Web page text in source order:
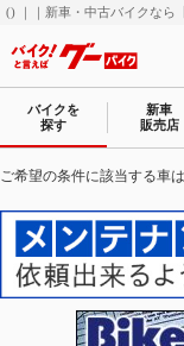
() ｜｜新車・中古バイクなら
バイクを
探す
新車
販売店
ご希望の条件に該当する車